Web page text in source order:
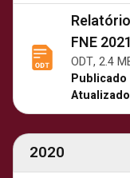
FNE
ODT, 2.4
Publicado
2020